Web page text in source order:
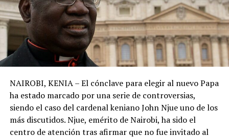
NAIROBI, KENIA – El cónclave para elegir al nuevo Papa
ha estado marcado por una serie de controversias,
siendo el caso del cardenal keniano John Njue uno de los
más discutidos. Njue, emérito de Nairobi, ha sido el
centro de atención tras afirmar que no fue invitado al